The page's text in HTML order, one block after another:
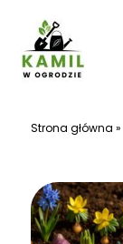
Strona główna »